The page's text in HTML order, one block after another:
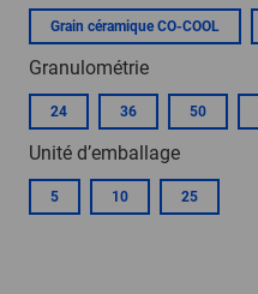
Grain céramique CO-COOL
Granulométrie
24 36 50
Unité d’emballage
5 10 25